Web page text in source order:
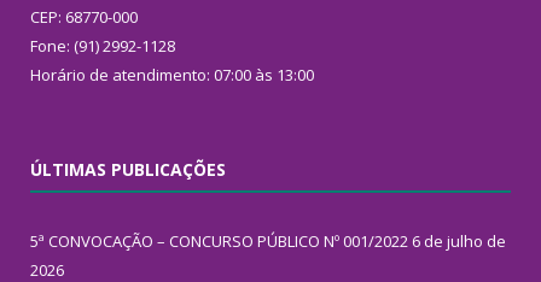
CEP: 68770-000
Fone: (91) 2992-1128
Horário de atendimento: 07:00 às 13:00
ÚLTIMAS PUBLICAÇÕES
5ª CONVOCAÇÃO – CONCURSO PÚBLICO Nº 001/2022 6 de julho de
2026